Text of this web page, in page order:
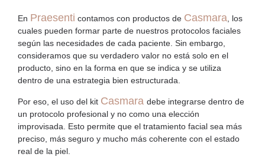
En Praesenti contamos con productos de Casmara , los
cuales pueden formar parte de nuestros protocolos faciales
según las necesidades de cada paciente. Sin embargo,
consideramos que su verdadero valor no está solo en el
producto, sino en la forma en que se indica y se utiliza
dentro de una estrategia bien estructurada.
Por eso, el uso del kit Casmara debe integrarse dentro de
un protocolo profesional y no como una elección
improvisada. Esto permite que el tratamiento facial sea más
preciso, más seguro y mucho más coherente con el estado
real de la piel.